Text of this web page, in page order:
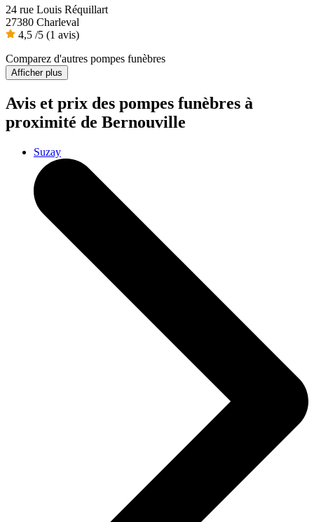
24 rue Louis Réquillart
27380 Charleval
4,5 /5 (1 avis)
Comparez d'autres pompes funèbres
Afficher plus
Avis et prix des pompes funèbres à
proximité de Bernouville
Suzay